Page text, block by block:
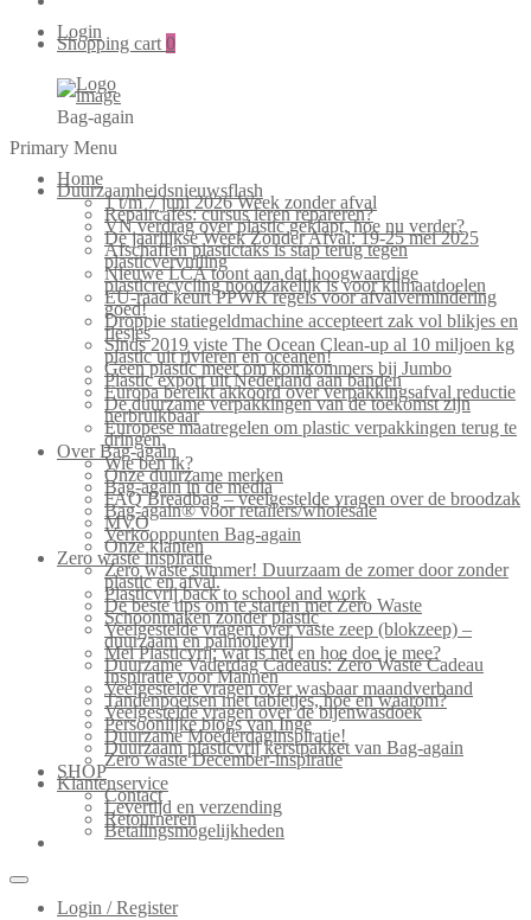
Login
Shopping cart 0
Bag-again
Primary Menu
Home
Duurzaamheidsnieuwsflash
1 t/m 7 juni 2026 Week zonder afval
Repaircafés: cursus leren repareren?
VN verdrag over plastic geklapt, hoe nu verder?
De jaarlijkse Week Zonder Afval: 19-25 mei 2025
Afschaffen plastictaks is stap terug tegen
plasticvervuiling
Nieuwe LCA toont aan dat hoogwaardige
plasticrecycling noodzakelijk is voor klimaatdoelen
EU-raad keurt PPWR regels voor afvalvermindering
goed!
Droppie statiegeldmachine accepteert zak vol blikjes en
flesjes
Sinds 2019 viste The Ocean Clean-up al 10 miljoen kg
plastic uit rivieren en oceanen!
Geen plastic meer om komkommers bij Jumbo
Plastic export uit Nederland aan banden
Europa bereikt akkoord over verpakkingsafval reductie
De duurzame verpakkingen van de toekomst zijn
herbruikbaar
Europese maatregelen om plastic verpakkingen terug te
dringen.
Over Bag-again
Wie ben ik?
Onze duurzame merken
Bag-again in de media
FAQ Breadbag – veelgestelde vragen over de broodzak
Bag-again® voor retailers/wholesale
MVO
Verkooppunten Bag-again
Onze klanten
Zero waste inspiratie
Zero waste summer! Duurzaam de zomer door zonder
plastic en afval.
Plasticvrij back to school and work
De beste tips om te starten met Zero Waste
Schoonmaken zonder plastic
Veelgestelde vragen over vaste zeep (blokzeep) –
duurzaam en palmolievrij
Mei Plasticvrij: wat is het en hoe doe je mee?
Duurzame Vaderdag Cadeaus: Zero Waste Cadeau
Inspiratie voor Mannen
Veelgestelde vragen over wasbaar maandverband
Tandenpoetsen met tabletjes, hoe en waarom?
Veelgestelde vragen over de bijenwasdoek
Persoonlijke blogs van Inge
Duurzame Moederdaginspiratie!
Duurzaam plasticvrij kerstpakket van Bag-again
Zero waste December-inspiratie
SHOP
Klantenservice
Contact
Levertijd en verzending
Retourneren
Betalingsmogelijkheden
Login / Register